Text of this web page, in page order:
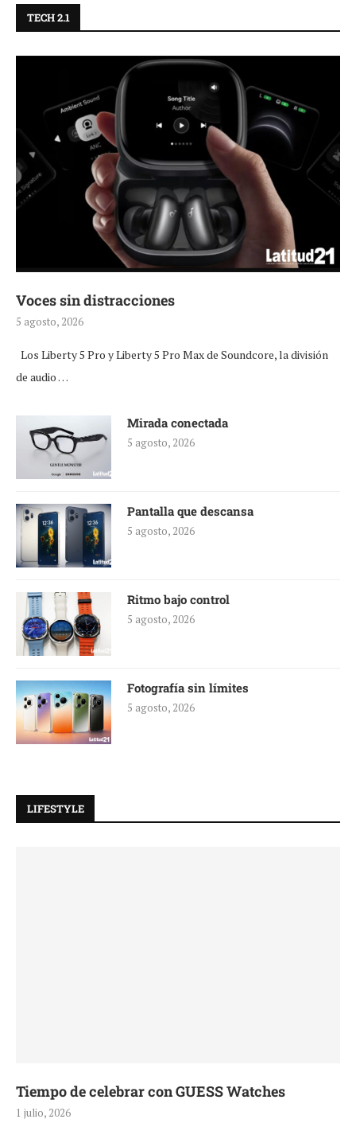
TECH 2.1
Voces sin distracciones
5 agosto, 2026
Los Liberty 5 Pro y Liberty 5 Pro Max de Soundcore, la división
de audio …
Mirada conectada
5 agosto, 2026
Pantalla que descansa
5 agosto, 2026
Ritmo bajo control
5 agosto, 2026
Fotografía sin límites
5 agosto, 2026
LIFESTYLE
Tiempo de celebrar con GUESS Watches
1 julio, 2026